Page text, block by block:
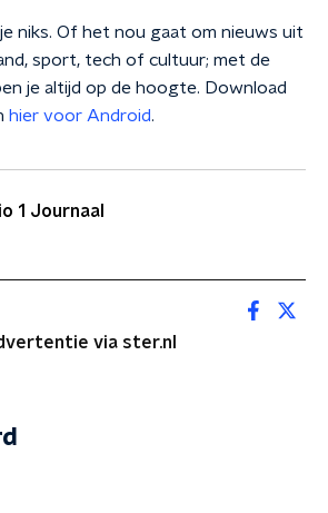
niks. Of het nou gaat om nieuws uit
sport, tech of cultuur; met de
je altijd op de hoogte. Download
hier voor Android.
1 Journaal
via ster.nl